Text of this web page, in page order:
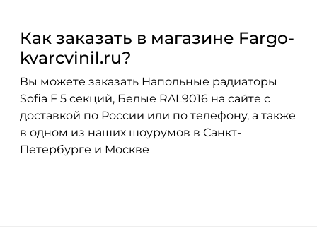
Как заказать в магазине Fargo-
kvarcvinil.ru?
Вы можете заказать Напольные радиаторы
Sofia F 5 секций, Белые RAL9016 на сайте с
доставкой по России или по телефону, а также
в одном из наших шоурумов в Санкт-
Петербурге и Москве